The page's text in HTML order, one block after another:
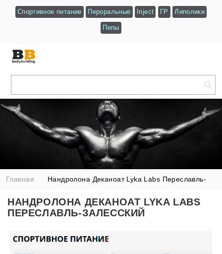
Спортивное питание Пероральные Inject ГР Липолики
Пепы
Главная Нандролона Деканоат Lyka Labs Переславль-
Залесский
НАНДРОЛОНА ДЕКАНОАТ LYKA LABS
ПЕРЕСЛАВЛЬ-ЗАЛЕССКИЙ